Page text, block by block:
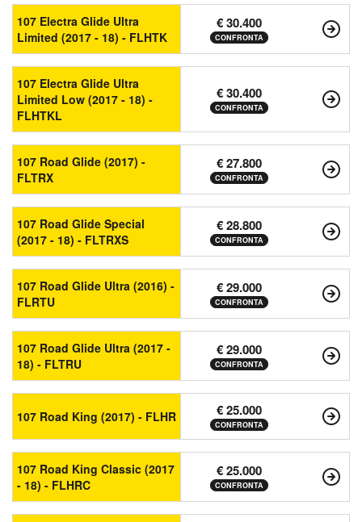
107 Electra Glide Ultra
Limited (2017 - 18) - FLHTK
€ 30.400
CONFRONTA
107 Electra Glide Ultra
Limited Low (2017 - 18) -
FLHTKL
€ 30.400
CONFRONTA
107 Road Glide (2017) -
FLTRX
€ 27.800
CONFRONTA
107 Road Glide Special
(2017 - 18) - FLTRXS
€ 28.800
CONFRONTA
107 Road Glide Ultra (2016) -
FLRTU
€ 29.000
CONFRONTA
107 Road Glide Ultra (2017 -
18) - FLTRU
€ 29.000
CONFRONTA
107 Road King (2017) - FLHR € 25.000
CONFRONTA
107 Road King Classic (2017
- 18) - FLHRC
€ 25.000
CONFRONTA